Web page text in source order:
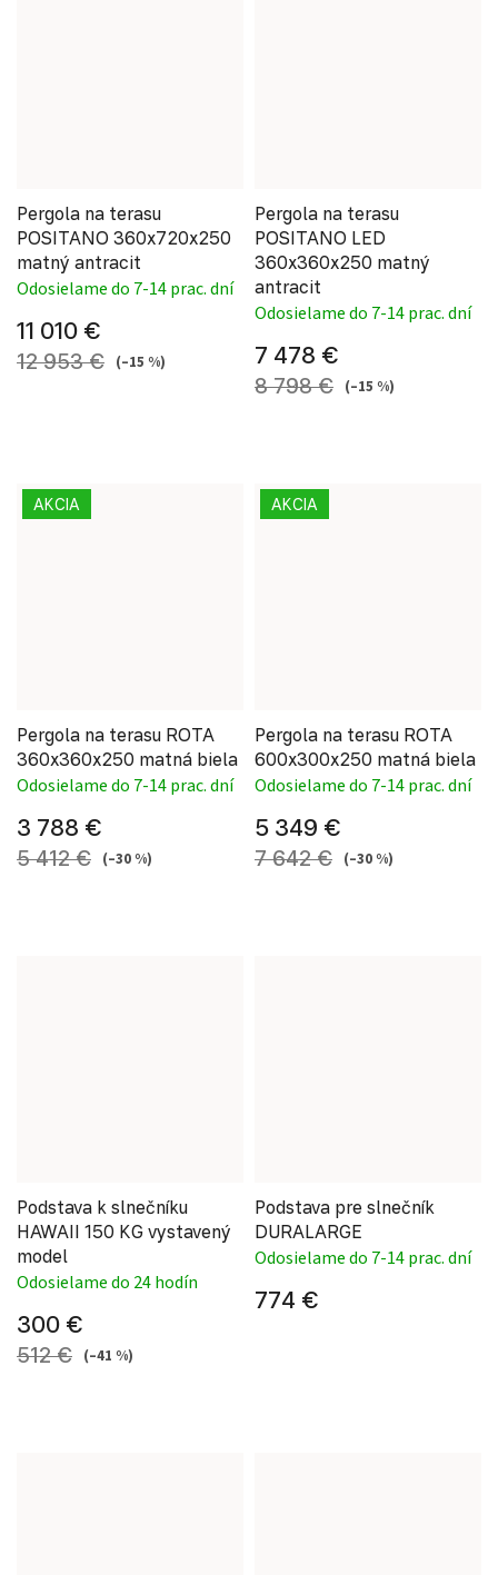
Pergola na terasu
POSITANO 360x720x250
matný antracit
Odosielame do 7-14 prac. dní
11 010 €
12 953 € (–15 %)
Pergola na terasu
POSITANO LED
360x360x250 matný
antracit
Odosielame do 7-14 prac. dní
7 478 €
8 798 € (–15 %)
AKCIA
Pergola na terasu ROTA
360x360x250 matná biela
Odosielame do 7-14 prac. dní
3 788 €
5 412 € (–30 %)
AKCIA
Pergola na terasu ROTA
600x300x250 matná biela
Odosielame do 7-14 prac. dní
5 349 €
7 642 € (–30 %)
Podstava k slnečníku
HAWAII 150 KG vystavený
model
Odosielame do 24 hodín
300 €
512 € (–41 %)
Podstava pre slnečník
DURALARGE
Odosielame do 7-14 prac. dní
774 €